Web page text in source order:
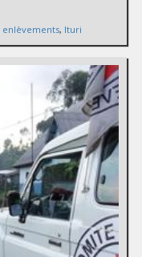
enlèvements, Ituri